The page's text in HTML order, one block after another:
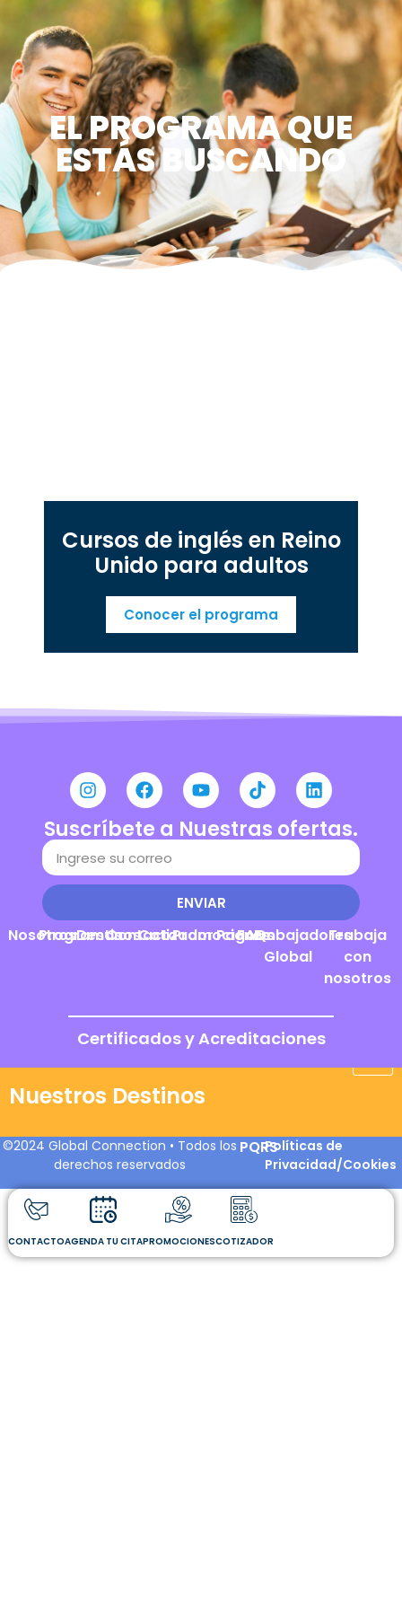
EL PROGRAMA QUE
ESTÁS BUSCANDO
Cursos de inglés en Reino
Unido para adultos
Conocer el programa
Suscríbete a Nuestras ofertas.
ENVIAR
Nosotros
Programas
Destinos
Contacto
Cotizador
Promociones
Pagos
FAQs
Embajadores
Global
Trabaja
con
nosotros
Certificados y Acreditaciones
Nuestros Destinos
©2024 Global Connection • Todos los
derechos reservados
PQRSPolíticas de
Privacidad/Cookies
CONTACTOAGENDA TU CITAPROMOCIONESCOTIZADOR